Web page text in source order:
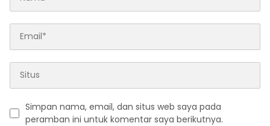
Simpan nama, email, dan situs web saya pada
peramban ini untuk komentar saya berikutnya.